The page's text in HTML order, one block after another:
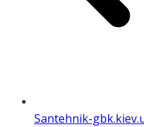
Santehnik-